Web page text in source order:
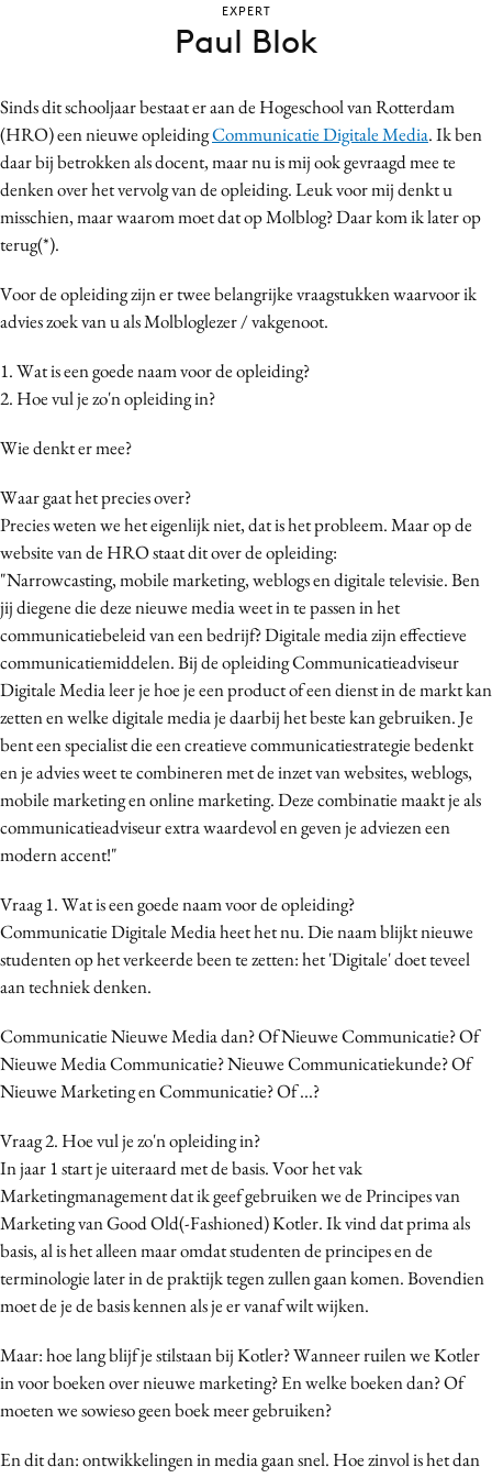
Contentmarketing
Craft
Customer Experience
Data & Insights
Design
Digital transformation
Diversiteit
Gedragsverandering
Influencer marketing
Interne communicatie
Media
Merkstrategie
PR
Programmatic
Purpose Marketing
Reputatie & crisis
Sinds dit schooljaar bestaat er aan de Hogeschool van Rotterdam
(HRO) een nieuwe opleidingCommunicatie Digitale Media. Ik ben
daar bij betrokken als docent, maar nu is mij ook gevraagd mee te
denken over het vervolg van de opleiding. Leuk voor mij denkt u
misschien, maar waarom moet dat op Molblog? Daar kom ik later op
terug(*).
Voor de opleiding zijn er twee belangrijke vraagstukken waarvoor ik
advies zoek van u als Molbloglezer / vakgenoot.
1. Wat is een goede naam voor de opleiding?
2. Hoe vul je zo'n opleiding in?
Wie denkt er mee?
Waar gaat het precies over?
Precies weten we het eigenlijk niet, dat is het probleem. Maar op de
website van de HRO staat dit over de opleiding:
"Narrowcasting, mobile marketing, weblogs en digitale televisie. Ben
jij diegene die deze nieuwe media weet in te passen in het
communicatiebeleid van een bedrijf? Digitale media zijn effectieve
communicatiemiddelen. Bij de opleiding Communicatieadviseur
Digitale Media leer je hoe je een product of een dienst in de markt kan
zetten en welke digitale media je daarbij het beste kan gebruiken. Je
bent een specialist die een creatieve communicatiestrategie bedenkt
en je advies weet te combineren met de inzet van websites, weblogs,
mobile marketing en online marketing. Deze combinatie maakt je als
communicatieadviseur extra waardevol en geven je adviezen een
modern accent!"
Vraag 1. Wat is een goede naam voor de opleiding?
Communicatie Digitale Media heet het nu. Die naam blijkt nieuwe
studenten op het verkeerde been te zetten: het 'Digitale' doet teveel
aan techniek denken.
Communicatie Nieuwe Media dan? Of Nieuwe Communicatie? Of
Nieuwe Media Communicatie? Nieuwe Communicatiekunde? Of
Nieuwe Marketing en Communicatie? Of ...?
Vraag 2. Hoe vul je zo'n opleiding in?
In jaar 1 start je uiteraard met de basis. Voor het vak
Marketingmanagement dat ik geef gebruiken we de Principes van
Marketing van Good Old(-Fashioned) Kotler. Ik vind dat prima als
basis, al is het alleen maar omdat studenten de principes en de
terminologie later in de praktijk tegen zullen gaan komen. Bovendien
moet de je de basis kennen als je er vanaf wilt wijken.
Maar: hoe lang blijf je stilstaan bij Kotler? Wanneer ruilen we Kotler
in voor boeken over nieuwe marketing? En welke boeken dan? Of
moeten we sowieso geen boek meer gebruiken?
En dit dan: ontwikkelingen in media gaan snel. Hoe zinvol is het dan
EXPERT
Paul Blok